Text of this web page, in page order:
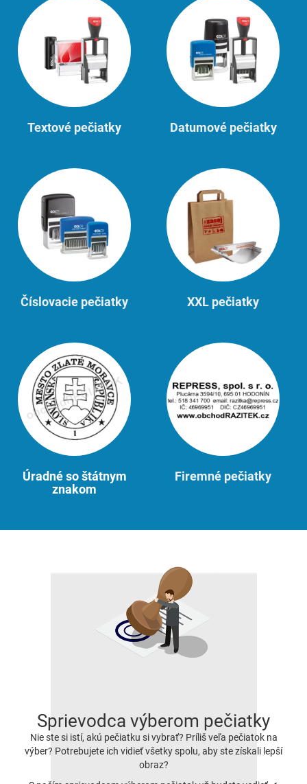
Textové pečiatky Datumové pečiatky
Číslovacie pečiatky XXL pečiatky
Úradné so štátnym
znakom
Firemné pečiatky
Sprievodca výberom pečiatky
Nie ste si istí, akú pečiatku si vybrať? Príliš veľa pečiatok na
výber? Potrebujete ich vidieť všetky spolu, aby ste získali lepší
obraz?